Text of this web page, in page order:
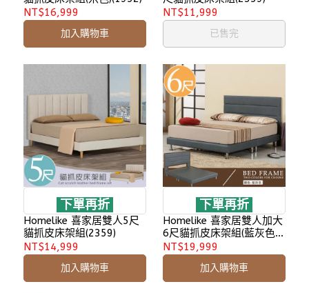
NT$16,999
加入購物車
NT$11,999
已售完
下單再折
Homelike 喜家居雙人5尺
貓抓皮床架組(2359)
NT$14,999
加入購物車
下單再折
Homelike 喜家居雙人加大
6尺貓抓皮床架組(藍灰色)
(1951)
NT$19,999
加入購物車